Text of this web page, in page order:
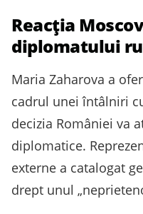
Reacția
diplomatului
Maria Zaharova a
cadrul unei întâlniri
decizia României va
diplomatice.
externe a catalogat
drept unul